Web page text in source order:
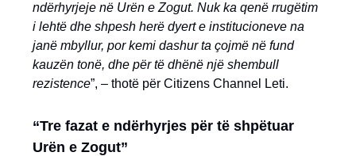
ndërhyrjeje në Urën e Zogut. Nuk ka qenë rrugëtim
i lehtë dhe shpesh herë dyert e institucioneve na
janë mbyllur, por kemi dashur ta çojmë në fund
kauzën tonë, dhe për të dhënë një shembull
rezistence”, – thotë për Citizens Channel Leti.
“Tre fazat e ndërhyrjes për të shpëtuar
Urën e Zogut”